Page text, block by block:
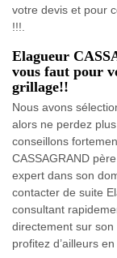
votre devis et pour
!!!.
Elagueur
vous faut pour
grillage!!
Nous avons
alors ne perdez
conseillons
CASSAGRAND
expert dans son
contacter de suite
consultant
directement sur
profitez d’ailleurs